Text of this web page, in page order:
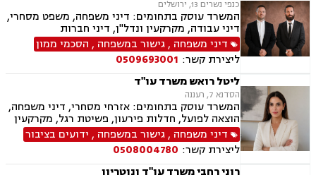
כנפי נשרים 13, ירושלים
המשרד עוסק בתחומים: דיני משפחה, משפט מסחרי,
דיני עבודה, מקרקעין ונדל"ן, דיני חברות
דיני משפחה ,גישור במשפחה , הסכמי ממון
ליצירת קשר: 0509693001
ליטל רואש משרד עו"ד
הסדנא 7, רעננה
המשרד עוסק בתחומים: אזרחי מסחרי, דיני משפחה,
הוצאה לפועל, חדלות פירעון, פשיטת רגל, מקרקעין
ונדל"ן, ייפוי כוח מתמשך, צבא ומשרד הביטחון,
ביטוח לאומי.
דיני משפחה ,גישור במשפחה , ידועים בציבור
ליצירת קשר: 0508004780
רוני רחבי משרד עו"ד ונוטריון